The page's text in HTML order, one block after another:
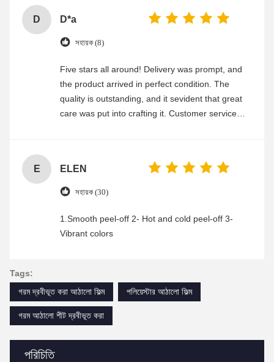
পরিচিতি
D D*a
সহায়ক (8)
Five stars all around! Delivery was prompt, and
the product arrived in perfect condition. The
quality is outstanding, and it sevident that great
care was put into crafting it. Customer service
E ELEN
সহায়ক (30)
1.Smooth peel-off 2- Hot and cold peel-off 3-
Vibrant colors
Tags:
গরম দ্রবীভূত করা আঠালো ফিল্ম
পলিয়েস্টার আঠালো ফিল্ম
গরম আঠালো শীট দ্রবীভূত করা